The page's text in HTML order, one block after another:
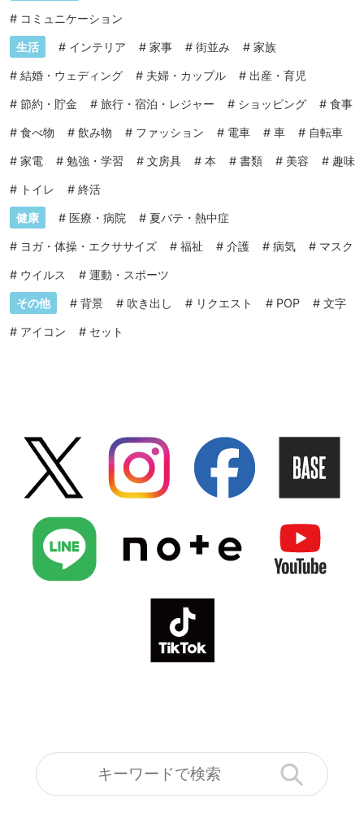
# コミュニケーション
生活 # インテリア # 家事 # 街並み # 家族
# 結婚・ウェディング # 夫婦・カップル # 出産・育児
# 節約・貯金 # 旅行・宿泊・レジャー # ショッピング # 食事
# 食べ物 # 飲み物 # ファッション # 電車 # 車 # 自転車
# 家電 # 勉強・学習 # 文房具 # 本 # 書類 # 美容 # 趣味
# トイレ # 終活
健康 # 医療・病院 # 夏バテ・熱中症
# ヨガ・体操・エクササイズ # 福祉 # 介護 # 病気 # マスク
# ウイルス # 運動・スポーツ
その他 # 背景 # 吹き出し # リクエスト # POP # 文字
# アイコン # セット